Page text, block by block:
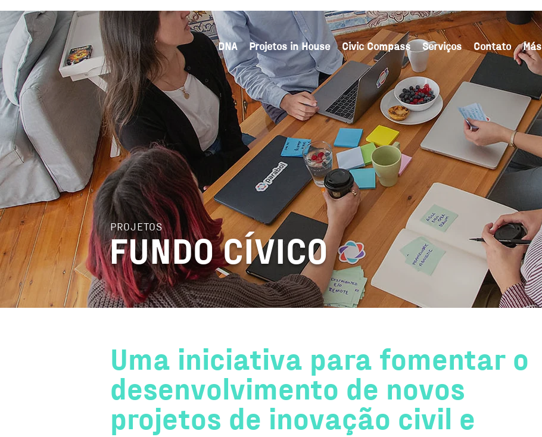
DNA Projetos in House Civic Compass Serviços Contato Más
PROJETOS
FUNDO CÍVICO
Uma iniciativa para fomentar o
desenvolvimento de novos
projetos de inovação civil e